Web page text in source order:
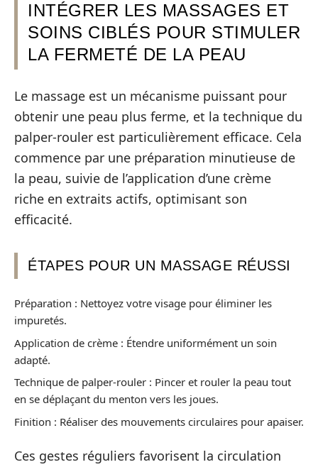
INTÉGRER LES MASSAGES ET
SOINS CIBLÉS POUR STIMULER
LA FERMETÉ DE LA PEAU
Le massage est un mécanisme puissant pour
obtenir une peau plus ferme, et la technique du
palper-rouler est particulièrement efficace. Cela
commence par une préparation minutieuse de
la peau, suivie de l’application d’une crème
riche en extraits actifs, optimisant son
efficacité.
ÉTAPES POUR UN MASSAGE RÉUSSI
Préparation : Nettoyez votre visage pour éliminer les
impuretés.
Application de crème : Étendre uniformément un soin
adapté.
Technique de palper-rouler : Pincer et rouler la peau tout
en se déplaçant du menton vers les joues.
Finition : Réaliser des mouvements circulaires pour apaiser.
Ces gestes réguliers favorisent la circulation